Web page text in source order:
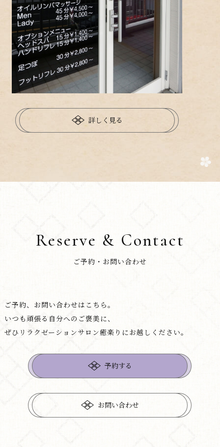
詳しく見る
Reserve & Contact
ご予約・お問い合わせ
ご予約、お問い合わせはこちら。
いつも頑張る自分へのご褒美に、
ぜひリラクゼーションサロン癒楽りにお越しください。
予約する
お問い合わせ